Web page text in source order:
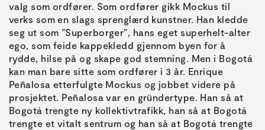
valg som ordfører. Som ordfører gikk Mockus til
verks som en slags sprenglærd kunstner. Han kledde
seg ut som ”Superborger”, hans eget superhelt-alter
ego, som feide kappekledd gjennom byen for å
rydde, hilse på og skape god stemning. Men i Bogotá
kan man bare sitte som ordfører i 3 år. Enrique
Peñalosa etterfulgte Mockus og jobbet videre på
prosjektet. Peñalosa var en gründertype. Han så at
Bogotá trengte ny kollektivtrafikk, han så at Bogotá
trengte et vitalt sentrum og han så at Bogotá trengte